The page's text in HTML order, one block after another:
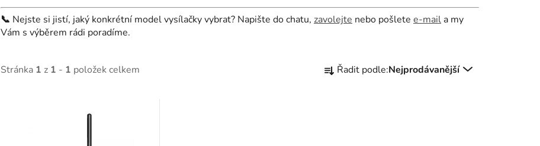
📞 Nejste si jistí, jaký konkrétní model vysílačky vybrat? Napište do chatu, zavolejte nebo pošlete e-mail a my
Vám s výběrem rádi poradíme.
Stránka 1 z 1 - 1 položek celkem
Ř Řadit podle:Nejprodávanější